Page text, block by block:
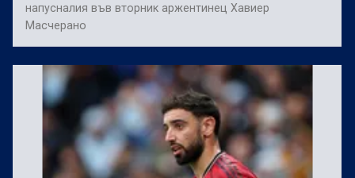
напусналия във вторник аржентинец Хавиер
Масчерано